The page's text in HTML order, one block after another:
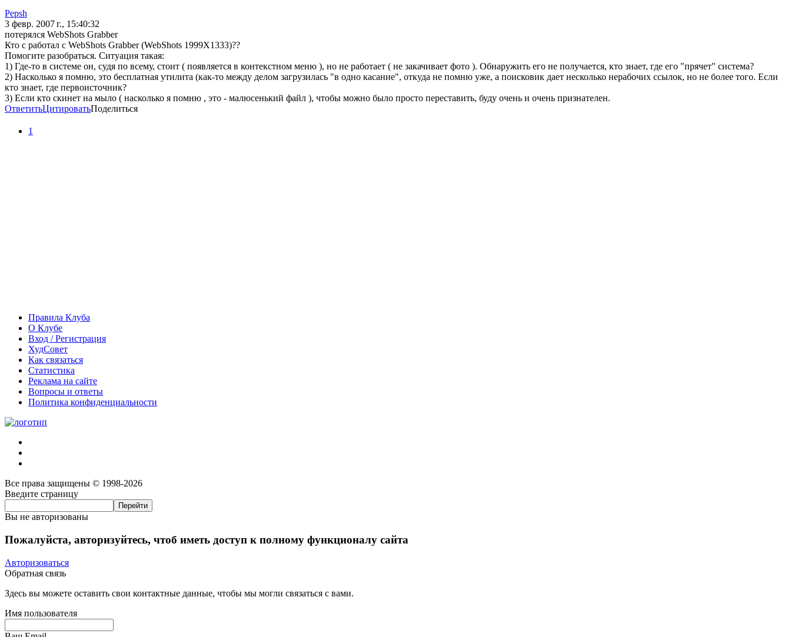
Pepsh
3 февр. 2007 г., 15:40:32
потерялся WebShots Grabber
Кто с работал c WebShots Grabber (WebShots 1999X1333)??
Помогите разобраться. Ситуация такая:
1) Где-то в системе он, судя по всему, стоит ( появляется в контекстном меню ), но не работает ( не закачивает фото ). Обнаружить его не получается, кто знает, где его "прячет" система?
2) Насколько я помню, это бесплатная утилита (как-то между делом загрузилась "в одно касание", откуда не помню уже, а поисковик дает несколько нерабочих ссылок, но не более того. Если
кто знает, где первоисточник?
3) Если кто скинет на мыло ( насколько я помню , это - малюсенький файл ), чтобы можно было просто переставить, буду очень и очень признателен.
ОтветитьЦитироватьПоделиться
1
Правила Клуба
О Клубе
Вход / Регистрация
ХудСовет
Как связаться
Статистика
Реклама на сайте
Вопросы и ответы
Политика конфиденциальности
Все права защищены © 1998-2026
Введите страницу
Вы не авторизованы
Пожалуйста, авторизуйтесь, чтоб иметь доступ к полному функционалу сайта
Авторизоваться
Обратная связь
Здесь вы можете оставить свои контактные данные, чтобы мы могли связаться с вами.
Имя пользователя